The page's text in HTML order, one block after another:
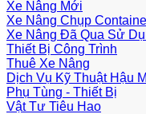
Xe Nâng Mới
Xe Nâng Chụp
Xe Nâng Đã Qua Sử
Thiết Bị Công Trình
Thuê Xe Nâng
Dịch Vụ Kỹ Thuật Hậu
Phụ Tùng - Thiết Bị
Vật Tư Tiêu Hao